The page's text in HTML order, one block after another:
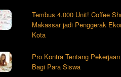
Tembus 4.000 Unit! Coffee
Makassar jadi Penggerak
Kota
Pro Kontra Tentang
Bagi Para Siswa